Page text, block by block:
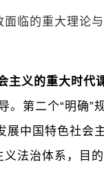
临的重大理论
义的重大时代
第二个“明确”
中国特色社会
法治体系，目